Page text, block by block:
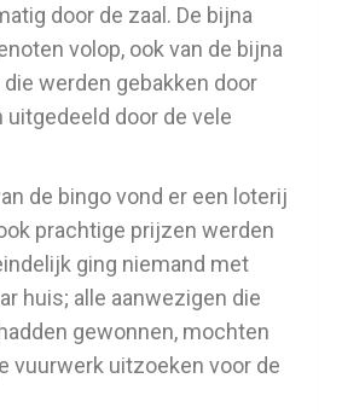
door de zaal. De bijna
volop, ook van de bijna
werden gebakken door
uitgedeeld door de vele
de bingo vond er een loterij
prachtige prijzen werden
ging niemand met
huis; alle aanwezigen die
gewonnen, mochten
vuurwerk uitzoeken voor de